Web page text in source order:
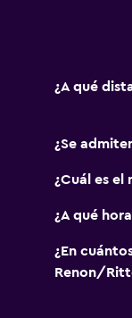
¿A qué
¿Se
¿Cuál es
¿A qué
¿En
Renon/